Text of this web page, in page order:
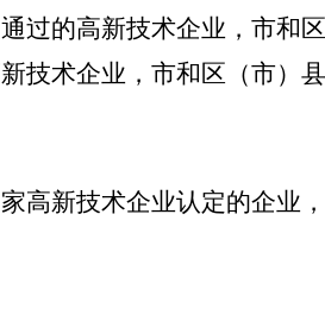
的高新技术企业，市和区
技术企业，市和区（市）
新技术企业认定的企业